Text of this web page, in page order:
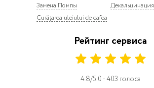
Замена Помпы
Декальцинация
Curățarea uleiului de cafea
Рейтинг сервиса
4.8/5.0 - 403 голоса